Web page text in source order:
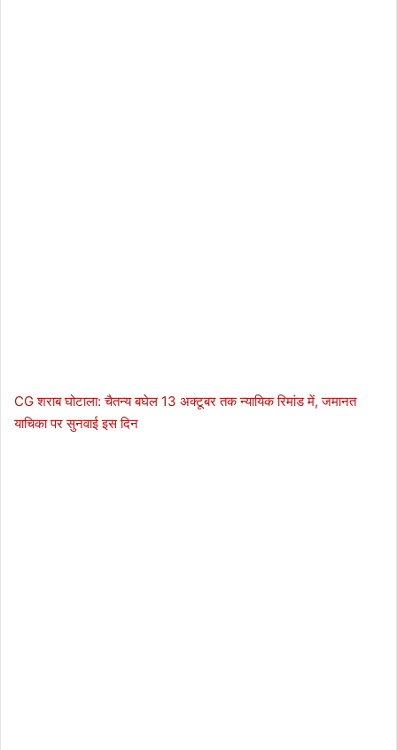
CG शराब घोटाला: चैतन्य बघेल 13 अक्टूबर तक न्यायिक रिमांड में, जमानत
याचिका पर सुनवाई इस दिन